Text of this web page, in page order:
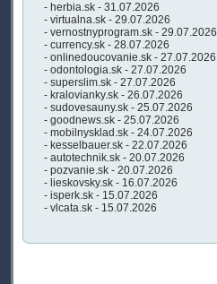
- herbia.sk - 31.07.2026
- virtualna.sk - 29.07.2026
- vernostnyprogram.sk - 29.07.2026
- currency.sk - 28.07.2026
- onlinedoucovanie.sk - 27.07.2026
- odontologia.sk - 27.07.2026
- superslim.sk - 27.07.2026
- kralovianky.sk - 26.07.2026
- sudovesauny.sk - 25.07.2026
- goodnews.sk - 25.07.2026
- mobilnysklad.sk - 24.07.2026
- kesselbauer.sk - 22.07.2026
- autotechnik.sk - 20.07.2026
- pozvanie.sk - 20.07.2026
- lieskovsky.sk - 16.07.2026
- isperk.sk - 15.07.2026
- vlcata.sk - 15.07.2026